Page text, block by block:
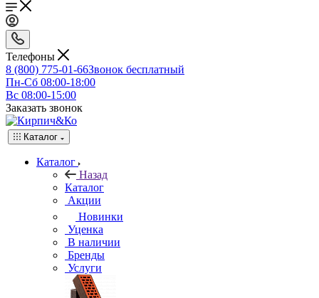
Телефоны
8 (800) 775-01-66Звонок бесплатный
Пн-Сб 08:00-18:00
Вс 08:00-15:00
Заказать звонок
Каталог
Каталог
Назад
Каталог
Акции
Новинки
Уценка
В наличии
Бренды
Услуги